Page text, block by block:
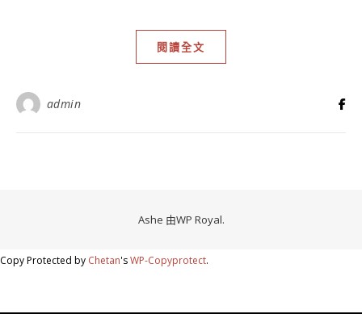
閱讀全文
admin
Ashe 由WP Royal.
Copy Protected by Chetan'sWP-Copyprotect.